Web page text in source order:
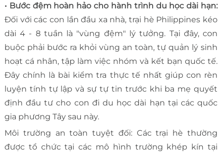
• Bước đệm hoàn hảo cho hành trình du học dài hạn:
Đối với các con lần đầu xa nhà, trại hè Philippines kéo
dài 4 - 8 tuần là "vùng đệm" lý tưởng. Tại đây, con
buộc phải bước ra khỏi vùng an toàn, tự quản lý sinh
hoạt cá nhân, tập làm việc nhóm và kết bạn quốc tế.
Đây chính là bài kiểm tra thực tế nhất giúp con rèn
luyện tính tự lập và sự tự tin trước khi ba mẹ quyết
định đầu tư cho con đi du học dài hạn tại các quốc
gia phương Tây sau này.
Môi trường an toàn tuyệt đối: Các trại hè thường
được tổ chức tại các mô hình trường khép kín tại